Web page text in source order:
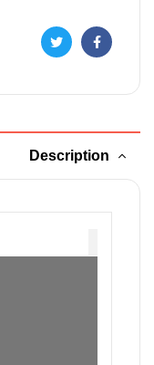
Facebook
Twitter
Description